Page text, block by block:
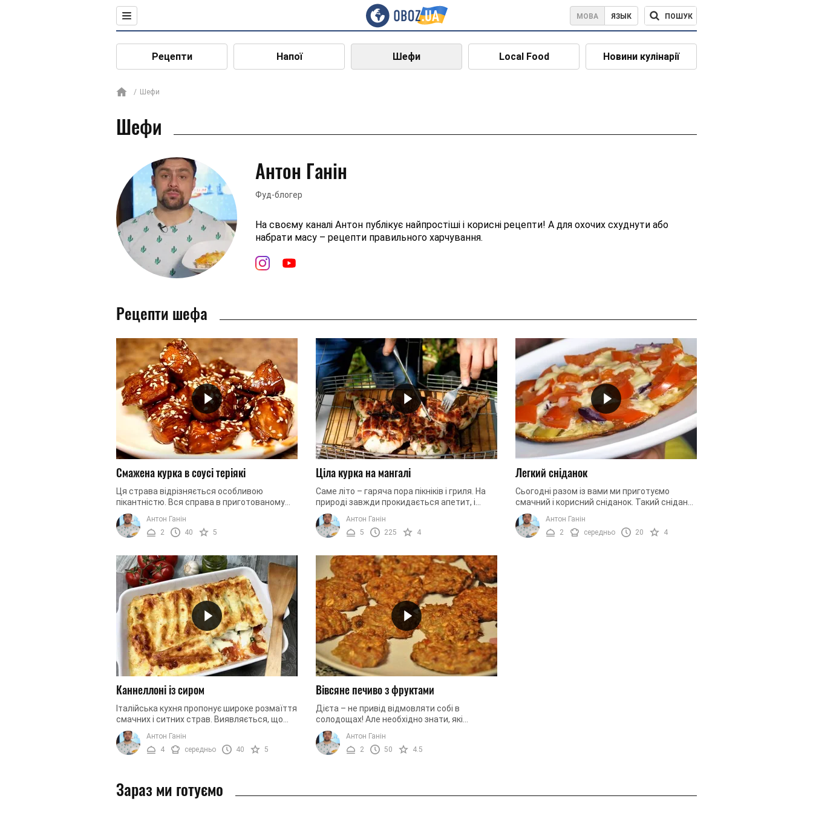
МОВА ЯЗЫК ПОШУК
Рецепти Напої Шефи Local Food Новини кулінарії
Шефи
Шефи
Антон Ганін
Фуд-блогер
На своєму каналі Антон публікує найпростіші і корисні рецепти! А для охочих схуднути або
набрати масу – рецепти правильного харчування.
Рецепти шефа
Смажена курка в соусі теріякі
Ця страва відрізняється особливою
пікантністю. Вся справа в приготованому
нами соусі, в якому замаринуємо м'ясо. За
рахунок цього воно повністю ...
Антон Ганін
2
40 5
Ціла курка на мангалі
Саме літо – гаряча пора пікніків і гриля. На
природі завжди прокидається апетит, і
здається, що можна просто з'їсти слона.
Свіже повітря, поруч друзі ...
Антон Ганін
5
225 4
Легкий сніданок
Сьогодні разом із вами ми приготуємо
смачний і корисний сніданок. Такий сніданок
сподобається не тільки дорослим, але й
дітям. А головне, що легкий ...
Антон Ганін
2
середньо 20 4
Каннеллоні із сиром
Італійська кухня пропонує широке розмаїття
смачних і ситних страв. Виявляється, що
макарони можна не тільки варити, але ще й
запікати. Для ...
Антон Ганін
4
середньо 40 5
Вівсяне печиво з фруктами
Дієта – не привід відмовляти собі в
солодощах! Але необхідно знати, які
десерти можуть підтримати вашу фігуру в
тонусі, а які – зіпсувати. Тому ...
Антон Ганін
2
50 4.5
Зараз ми готуємо